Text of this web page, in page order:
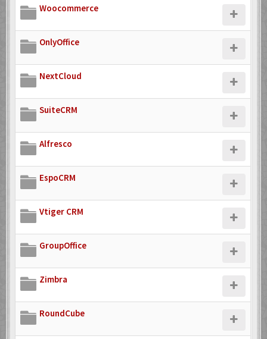
Woocommerce
OnlyOffice
NextCloud
SuiteCRM
Alfresco
EspoCRM
Vtiger CRM
GroupOffice
Zimbra
RoundCube